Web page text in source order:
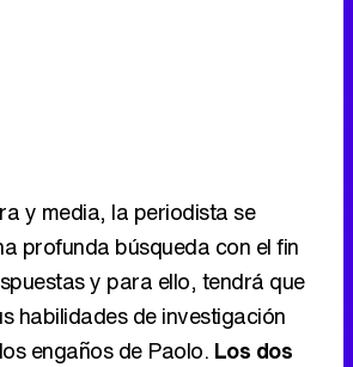
y media, la periodista se
profunda búsqueda con el fin
y para ello, tendrá que
habilidades de investigación
engaños de Paolo. Los dos